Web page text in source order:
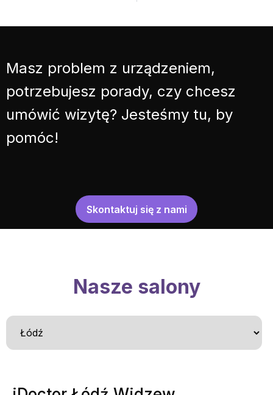
Masz problem z urządzeniem,
potrzebujesz porady, czy chcesz
umówić wizytę? Jesteśmy tu, by
pomóc!
Skontaktuj się z nami
Nasze salony